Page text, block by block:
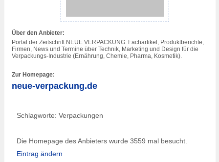
Über den Anbieter:
Portal der Zeitschrift NEUE VERPACKUNG. Fachartikel, Produktberichte,
Firmen, News und Termine über Technik, Marketing und Design für die
Verpackungs-Industrie (Ernährung, Chemie, Pharma, Kosmetik).
Zur Homepage:
neue-verpackung.de
Schlagworte: Verpackungen
Die Homepage des Anbieters wurde 3559 mal besucht.
Eintrag ändern